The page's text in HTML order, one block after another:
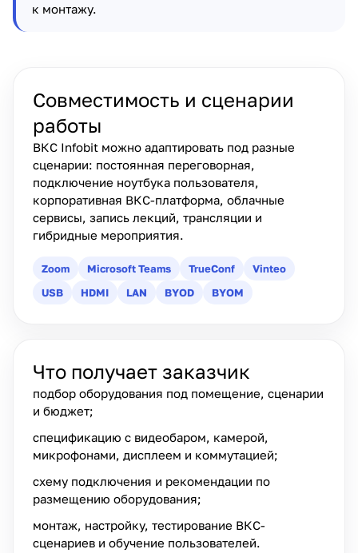
к монтажу.
Совместимость и сценарии
работы
ВКС Infobit можно адаптировать под разные
сценарии: постоянная переговорная,
подключение ноутбука пользователя,
корпоративная ВКС-платформа, облачные
сервисы, запись лекций, трансляции и
гибридные мероприятия.
Zoom Microsoft Teams TrueConf
Vinteo
USB
HDMI LAN BYOD BYOM
Что получает заказчик
подбор оборудования под помещение, сценарии
и бюджет;
спецификацию с видеобаром, камерой,
микрофонами, дисплеем и коммутацией;
схему подключения и рекомендации по
размещению оборудования;
монтаж, настройку, тестирование ВКС-
сценариев и обучение пользователей.